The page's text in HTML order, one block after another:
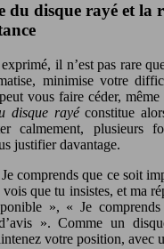
du disque rayé et la
il n’est pas rare
minimise votre
vous faire céder,
disque rayéconstitue
calmement, plusieurs
justifier davantage.
comprends que ce soit
que tu insistes, et ma
», « Je
». Comme un
votre position, avec